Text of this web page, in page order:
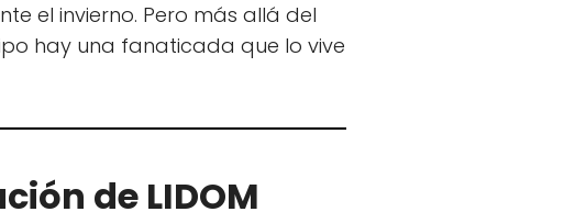
el invierno. Pero más allá del
hay una fanaticada que lo vive
de LIDOM